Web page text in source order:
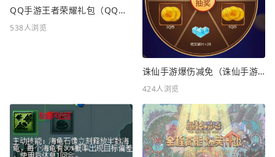
QQ手游王者荣耀礼包（QQ手游王者荣耀礼包在哪领）
538人浏览
诛仙手游爆伤减免（诛仙手游爆伤减免重要吗）
424人浏览